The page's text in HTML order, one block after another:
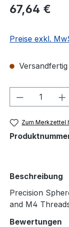
Regulärer Preis:
67,64 €
Preise exkl.
Produkt
Zum Merkzettel
Beschreibung
Precision
and M4
Bewertungen